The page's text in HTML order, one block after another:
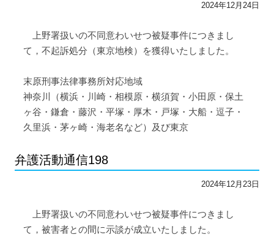
2024年12月24日
上野署扱いの不同意わいせつ被疑事件につきまし
て，不起訴処分（東京地検）を獲得いたしました。
末原刑事法律事務所対応地域
神奈川（横浜・川崎・相模原・横須賀・小田原・保土
ヶ谷・鎌倉・藤沢・平塚・厚木・戸塚・大船・逗子・
久里浜・茅ヶ崎・海老名など）及び東京
弁護活動通信198
2024年12月23日
上野署扱いの不同意わいせつ被疑事件につきまし
て，被害者との間に示談が成立いたしました。